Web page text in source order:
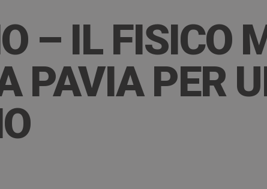
– IL FISICO
PAVIA PER